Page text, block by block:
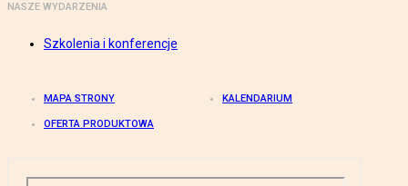
NASZE WYDARZENIA
Szkolenia i konferencje
MAPA STRONY KALENDARIUM
OFERTA PRODUKTOWA